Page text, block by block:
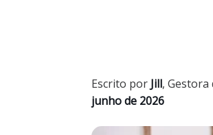
Escrito por Jill, Gestora
junho de 2026